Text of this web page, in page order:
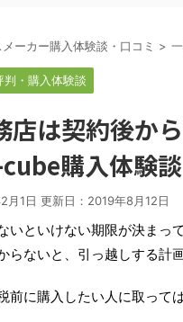
ーカー購入体験談・口コミ >
判・購入体験談
店は契約後か
購入体験談
月1日 更新日： 2019年8月12日
いといけない期限が決まっ
らないと、引っ越しする計
前に購入したい人に取って